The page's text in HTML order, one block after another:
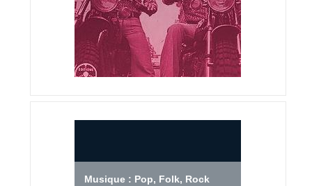
Musique : Pop, Folk, Rock